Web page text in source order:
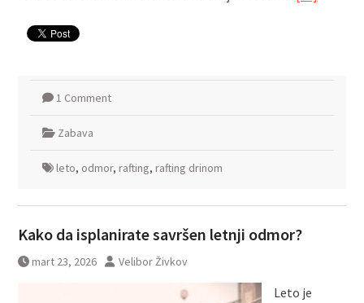
1 Comment
Zabava
leto, odmor, rafting, rafting drinom
Kako da isplanirate savršen letnji odmor?
mart 23, 2026 Velibor Živkov
Leto je